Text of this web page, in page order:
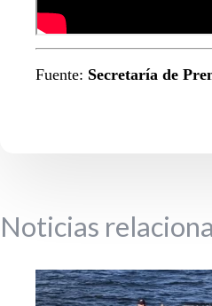
Fuente: Secretaría de
Noticias